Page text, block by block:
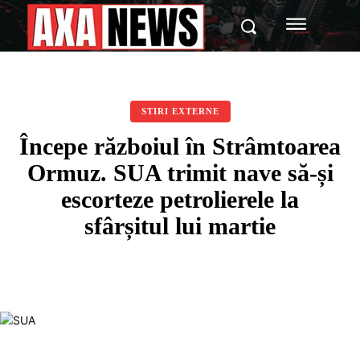
STIRI EXTERNE
Începe războiul în Strâmtoarea
Ormuz. SUA trimit nave să-și
escorteze petrolierele la
sfârșitul lui martie